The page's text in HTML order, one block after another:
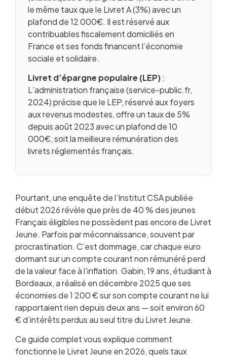
le même taux que le Livret A (3%) avec un
plafond de 12 000€. Il est réservé aux
contribuables fiscalement domiciliés en
France et ses fonds financent l’économie
sociale et solidaire.
Livret d’épargne populaire (LEP):
L’administration française (service-public.fr,
2024) précise que le LEP, réservé aux foyers
aux revenus modestes, offre un taux de 5%
depuis août 2023 avec un plafond de 10
000€, soit la meilleure rémunération des
livrets réglementés français.
Pourtant, une enquête de l’Institut CSA publiée
début 2026 révèle que près de 40 % des jeunes
Français éligibles ne possèdent pas encore de Livret
Jeune. Parfois par méconnaissance, souvent par
procrastination. C’est dommage, car chaque euro
dormant sur un compte courant non rémunéré perd
de la valeur face à l’inflation. Gabin, 19 ans, étudiant à
Bordeaux, a réalisé en décembre 2025 que ses
économies de 1 200 € sur son compte courant ne lui
rapportaient rien depuis deux ans — soit environ 60
€ d’intérêts perdus au seul titre du Livret Jeune.
Ce guide complet vous explique comment
fonctionne le Livret Jeune en 2026, quels taux